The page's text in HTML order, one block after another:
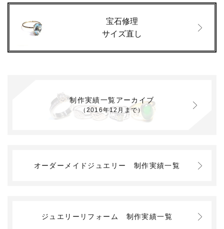
宝石修理
サイズ直し
制作実績一覧アーカイブ
（2016年12月まで）
オーダーメイドジュエリー 制作実績一覧
ジュエリーリフォーム 制作実績一覧